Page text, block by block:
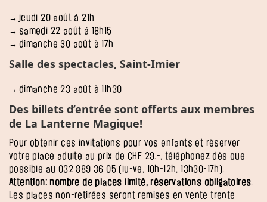
jeudi 20 août à 21h
samedi 22 août à 18h15
dimanche 30 août à 17h
Salle des spectacles, Saint-Imier
dimanche 23 août à 11h30
Des billets d’entrée sont offerts aux membres
de La Lanterne Magique!
Pour obtenir ces invitations pour vos enfants et réserver
votre place adulte au prix de CHF 29.-, téléphonez dès que
possible au 032 889 36 05 (lu-ve, 10h-12h, 13h30-17h).
Attention: nombre de places limité, réservations obligatoires.
Les places non-retirées seront remises en vente trente